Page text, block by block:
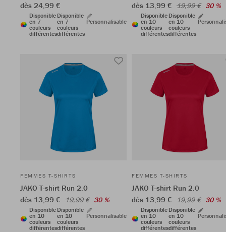
dès 24,99 €
Disponible
en 7
couleurs
différentes
Disponible
en 7
couleurs
différentes
Personnalisable
dès 13,99 € 19,99 € 30 %
Disponible
en 10
couleurs
différentes
Disponible
en 10
couleurs
différentes
FEMMES T-SHIRTS
JAKO T-shirt Run 2.0
dès 13,99 € 19,99 € 30 %
Disponible
en 10
couleurs
différentes
Disponible
en 10
couleurs
différentes
Personnalisable
FEMMES T-SHIRTS
JAKO T-shirt Run 2.0
dès 13,99 € 19,99 € 30 %
Disponible
en 10
couleurs
différentes
Disponible
en 10
couleurs
différentes